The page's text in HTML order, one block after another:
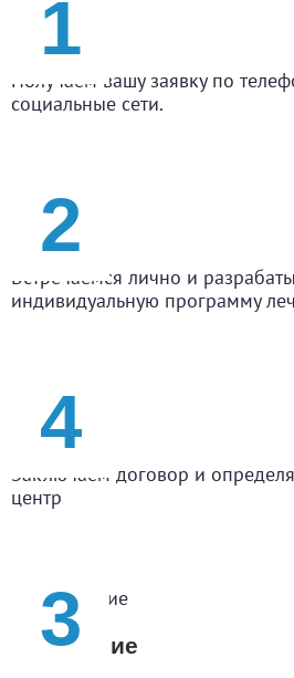
Получаем вашу заявку по
социальные сети.
Встреча
Встречаемся лично и
индивидуальную программу
Договор
Заключаем договор и
центр
Убеждение